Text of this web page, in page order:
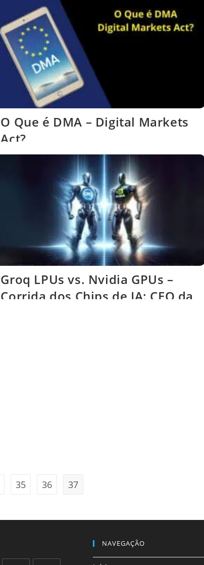
O Que é DMA – Digital Markets
Act?
Groq LPUs vs. Nvidia GPUs –
Corrida dos Chips de IA: CEO da
35 36 37
NAVEGAÇÃO